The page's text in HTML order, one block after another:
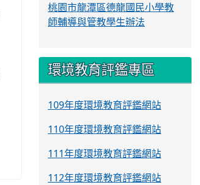
桃園市龍潭區德龍國民小學教
師輔導與管教學生辦法
環境教育評鑑專區
109年度環境教育評鑑網站
110年度環境教育評鑑網站
111年度環境教育評鑑網站
112年度環境教育評鑑網站